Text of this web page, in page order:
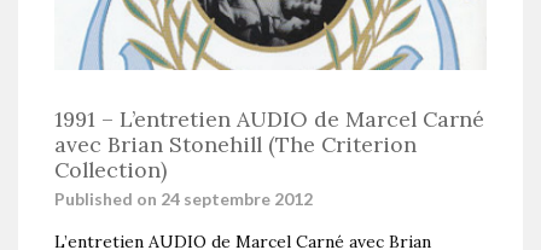
1991 – L’entretien AUDIO de Marcel Carné
avec Brian Stonehill (The Criterion
Collection)
Published on 24 septembre 2012
L’entretien AUDIO de Marcel Carné avec Brian